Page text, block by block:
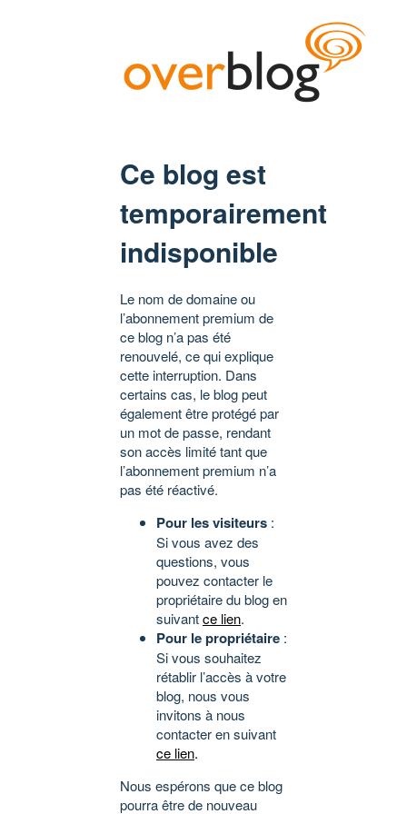
Ce blog est
temporairement
indisponible
Le nom de domaine ou
l’abonnement premium de
ce blog n’a pas été
renouvelé, ce qui explique
cette interruption. Dans
certains cas, le blog peut
également être protégé par
un mot de passe, rendant
son accès limité tant que
l’abonnement premium n’a
pas été réactivé.
Pour les visiteurs :
Si vous avez des
questions, vous
pouvez contacter le
propriétaire du blog en
suivantce lien.
Pour le propriétaire :
Si vous souhaitez
rétablir l’accès à votre
blog, nous vous
invitons à nous
contacter en suivant
ce lien.
Nous espérons que ce blog
pourra être de nouveau